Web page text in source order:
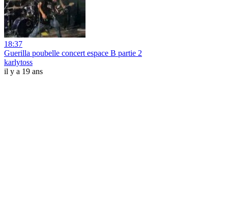
18:37
Guerilla poubelle concert espace B partie 2
karlytoss
il y a 19 ans